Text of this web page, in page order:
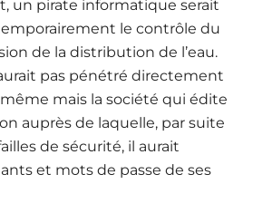
un pirate informatique serait
le contrôle du
de la distribution de l’eau.
pas pénétré directement
mais la société qui édite
auprès de laquelle, par suite
de sécurité, il aurait
et mots de passe de ses